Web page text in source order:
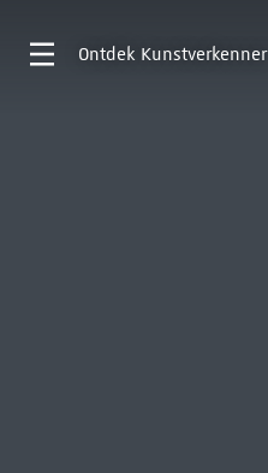
Ontdek Kunstverkenner